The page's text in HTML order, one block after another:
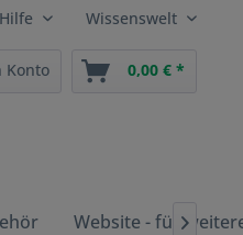
Wissenswelt
Konto 0,00 € *
Website - für